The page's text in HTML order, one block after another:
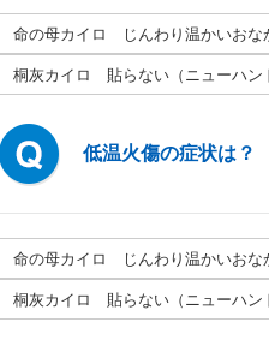
命の母カイロ じんわり温かいおな
桐灰カイロ 貼らない（ニューハン
低温火傷の症状は？
命の母カイロ じんわり温かいおな
桐灰カイロ 貼らない（ニューハン